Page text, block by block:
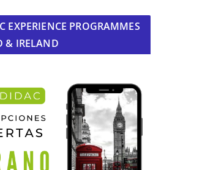
EXPERIENCE PROGRAMMES
& IRELAND